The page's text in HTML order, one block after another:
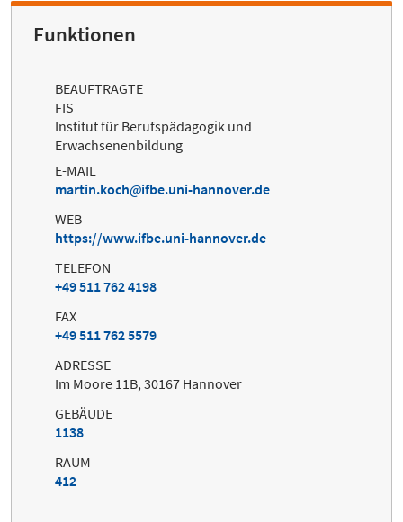
Funktionen
BEAUFTRAGTE
FIS
Institut für Berufspädagogik und
Erwachsenenbildung
E-MAIL
martin.koch
ifbe.uni-hannover.de
WEB
https://www.ifbe.uni-hannover.de
TELEFON
+49 511 762 4198
FAX
+49 511 762 5579
ADRESSE
Im Moore 11B, 30167 Hannover
GEBÄUDE
1138
RAUM
412